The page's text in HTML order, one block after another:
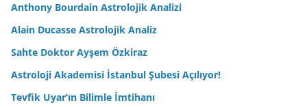
Anthony Bourdain Astrolojik Analizi
Alain Ducasse Astrolojik Analiz
Sahte Doktor Ayşem Özkiraz
Astroloji Akademisi İstanbul Şubesi Açılıyor!
Tevfik Uyar’ın Bilimle İmtihanı